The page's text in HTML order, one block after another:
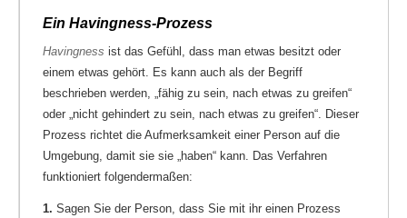
Ein Havingness-Prozess
Havingness ist das Gefühl, dass man etwas besitzt oder
einem etwas gehört. Es kann auch als der Begriff
beschrieben werden, „fähig zu sein, nach etwas zu greifen“
oder „nicht gehindert zu sein, nach etwas zu greifen“. Dieser
Prozess richtet die Aufmerksamkeit einer Person auf die
Umgebung, damit sie sie „haben“ kann. Das Verfahren
funktioniert folgendermaßen:
1. Sagen Sie der Person, dass Sie mit ihr einen Prozess